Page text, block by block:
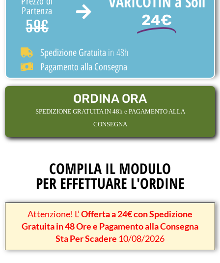
Partenza
59€ 24€
Spedizione Gratuita in 48h
Pagamento alla Consegna
ORDINA ORA
SPEDIZIONE GRATUITA IN 48h e PAGAMENTO ALLA
CONSEGNA
COMPILA IL MODULO
PER EFFETTUARE L'ORDINE
Attenzione! L’Offerta a 24€ con Spedizione
Gratuita in 48 Ore e Pagamento alla Consegna
Sta Per Scadere 10/08/2026